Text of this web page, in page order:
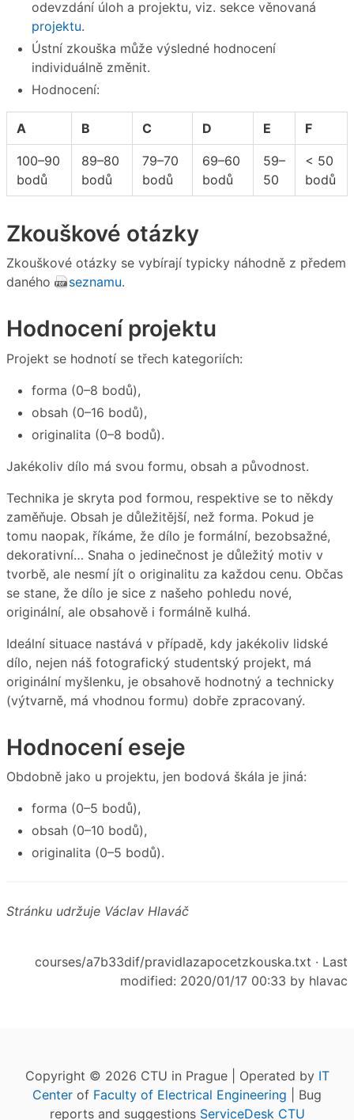
odevzdání úloh a projektu, viz. sekce věnovaná
projektu.
Ústní zkouška může výsledné hodnocení
individuálně změnit.
Hodnocení:
A B C D E F
100–90
bodů
89–80
bodů
79–70
bodů
69–60
bodů
59–
50
< 50
bodů
Zkouškové otázky
Zkouškové otázky se vybírají typicky náhodně z předem
daného
seznamu.
Hodnocení projektu
Projekt se hodnotí se třech kategoriích:
forma (0–8 bodů),
obsah (0–16 bodů),
originalita (0–8 bodů).
Jakékoliv dílo má svou formu, obsah a původnost.
Technika je skryta pod formou, respektive se to někdy
zaměňuje. Obsah je důležitější, než forma. Pokud je
tomu naopak, říkáme, že dílo je formální, bezobsažné,
dekorativní… Snaha o jedinečnost je důležitý motiv v
tvorbě, ale nesmí jít o originalitu za každou cenu. Občas
se stane, že dílo je sice z našeho pohledu nové,
originální, ale obsahově i formálně kulhá.
Ideální situace nastává v případě, kdy jakékoliv lidské
dílo, nejen náš fotografický studentský projekt, má
originální myšlenku, je obsahově hodnotný a technicky
(výtvarně, má vhodnou formu) dobře zpracovaný.
Hodnocení eseje
Obdobně jako u projektu, jen bodová škála je jiná:
forma (0–5 bodů),
obsah (0–10 bodů),
originalita (0–5 bodů).
Stránku udržuje Václav Hlaváč
courses/a7b33dif/pravidlazapocetzkouska.txt · Last
modified: 2020/01/17 00:33 by hlavac
Copyright © 2026 CTU in Prague | Operated by IT
Center of Faculty of Electrical Engineering | Bug
reports and suggestions ServiceDesk CTU